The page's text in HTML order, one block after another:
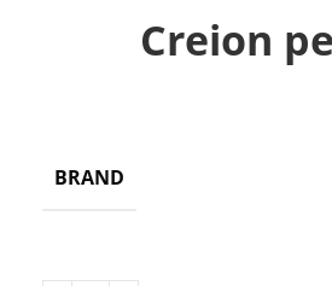
Creion
BRAND